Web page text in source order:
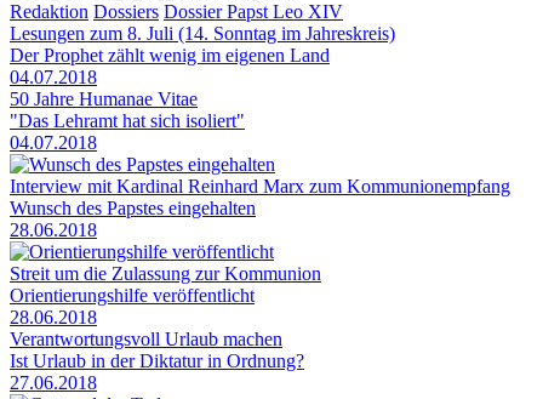
Redaktion Dossiers Dossier Papst Leo XIV
Lesungen zum 8. Juli (14. Sonntag im Jahreskreis)
Der Prophet zählt wenig im eigenen Land
04.07.2018
50 Jahre Humanae Vitae
"Das Lehramt hat sich isoliert"
04.07.2018
Interview mit Kardinal Reinhard Marx zum Kommunionempfang
Wunsch des Papstes eingehalten
28.06.2018
Streit um die Zulassung zur Kommunion
Orientierungshilfe veröffentlicht
28.06.2018
Verantwortungsvoll Urlaub machen
Ist Urlaub in der Diktatur in Ordnung?
27.06.2018